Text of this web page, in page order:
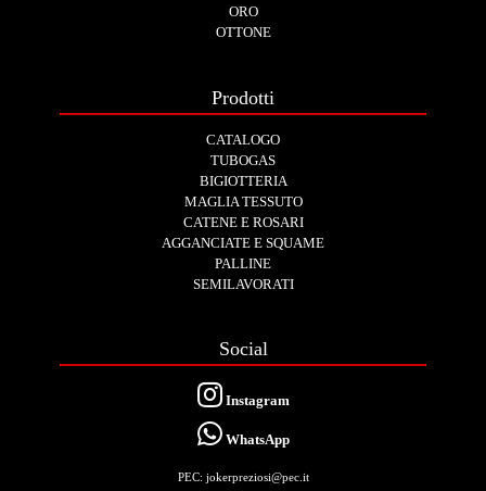
ORO
OTTONE
Prodotti
CATALOGO
TUBOGAS
BIGIOTTERIA
MAGLIA TESSUTO
CATENE E ROSARI
AGGANCIATE E SQUAME
PALLINE
SEMILAVORATI
Social
Instagram
WhatsApp
PEC: jokerpreziosi@pec.it